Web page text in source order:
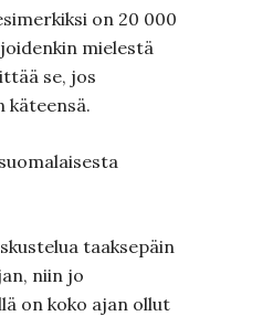
on 20 000
mielestä
se, jos
käteensä.
taaksepäin
niin jo
on koko ajan ollut